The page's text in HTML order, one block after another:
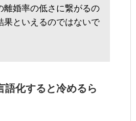
離婚率の低さに繋がるの
果といえるのではないで
語化すると冷めるら